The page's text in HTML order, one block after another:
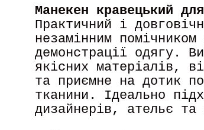
Манекен кравецький
Практичний і
незамінним
демонстрації одягу.
якісних матеріалів,
та приємне на дотик
тканини. Ідеально
дизайнерів, ательє та